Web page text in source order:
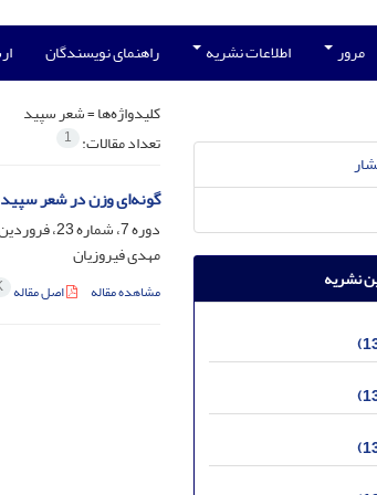
مرور اطلاعات نشریه راهنمای نویسندگان
کلیدواژه‌ها =شعر سپید
تعداد مقالات: 1
گونه‌ای وزن در شعر
دوره 7، شماره 23، فروردین 1392، صفحه
مهدی فیروزیان
مشاهده مقاله اصل مقاله نشریه